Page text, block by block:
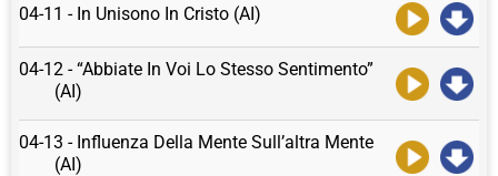
04-11 - In Unisono In Cristo (AI)
04-12 - “Abbiate In Voi Lo Stesso Sentimento”
(AI)
04-13 - Influenza Della Mente Sull’altra Mente
(AI)